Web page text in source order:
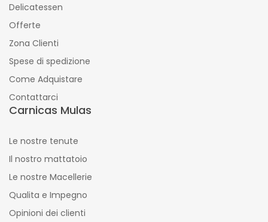
Delicatessen
Offerte
Zona Clienti
Spese di spedizione
Come Adquistare
Contattarci
Carnicas Mulas
Le nostre tenute
Il nostro mattatoio
Le nostre Macellerie
Qualita e Impegno
Opinioni dei clienti